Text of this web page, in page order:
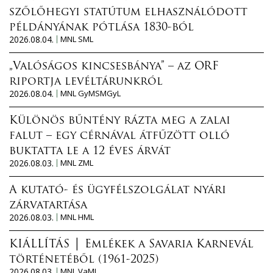
szőlőhegyi statútum elhasználódott
példányának pótlása 1830-ból
2026.08.04.
MNL SML
„Valóságos kincsesbánya” – az ORF
riportja levéltárunkról
2026.08.04.
MNL GyMSMGyL
Különös bűntény rázta meg a zalai
falut – egy cérnával átfűzött olló
buktatta le a 12 éves árvát
2026.08.03.
MNL ZML
A kutató- és ügyfélszolgálat nyári
zárvatartása
2026.08.03.
MNL HML
KIÁLLÍTÁS │ Emlékek a Savaria Karnevál
történetéből (1961-2025)